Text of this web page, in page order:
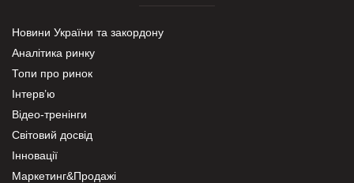
Новини України та закордону
Аналітика ринку
Топи про ринок
Інтерв’ю
Відео-тренінги
Світовий досвід
Інновації
Маркетинг&Продажі